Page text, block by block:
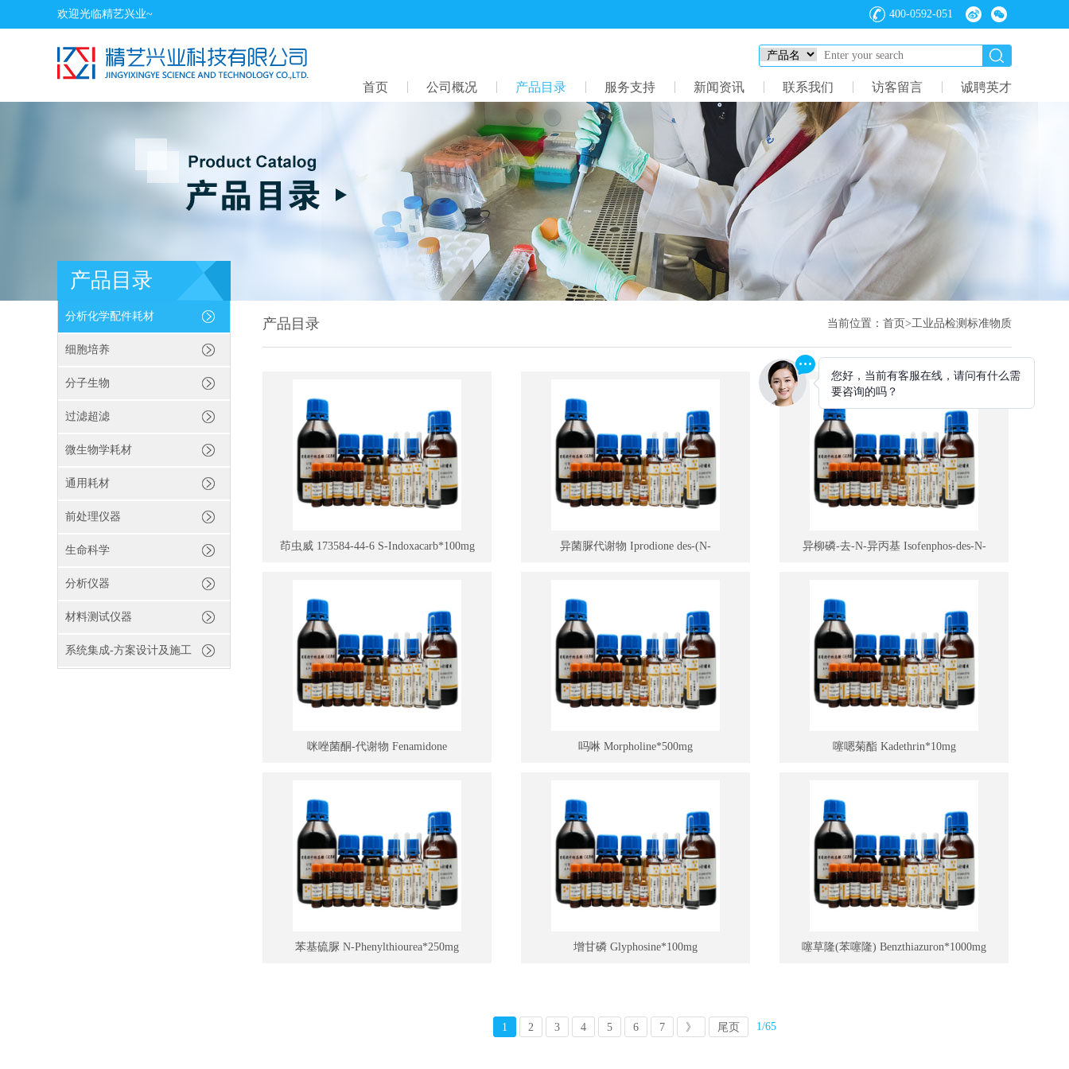
欢迎光临精艺兴业~ 400-0592-051
首页 公司概况 产品目录 服务支持 新闻资讯 联系我们 访客留言 诚聘英才
产品目录
分析化学配件耗材
细胞培养
分子生物
过滤超滤
微生物学耗材
通用耗材
前处理仪器
生命科学
分析仪器
材料测试仪器
系统集成-方案设计及施工
产品目录 当前位置： 首页>工业品检测标准物质
茚虫威 173584-44-6 S-Indoxacarb*100mg 异菌脲代谢物 Iprodione des-(N- 异柳磷-去-N-异丙基 Isofenphos-des-N-
咪唑菌酮-代谢物 Fenamidone 吗啉 Morpholine*500mg 噻嗯菊酯 Kadethrin*10mg
苯基硫脲 N-Phenylthiourea*250mg 增甘磷 Glyphosine*100mg 噻草隆(苯噻隆) Benzthiazuron*1000mg
1 2 3 4 5 6 7 》 尾页 1/65